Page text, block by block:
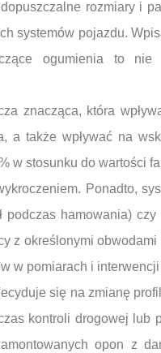
rozmiary i
systemów pojazdu.
ogumienia to
znacząca, która
a także wpływać na
w stosunku do wartości
Ponadto,
podczas hamowania)
z określonymi obwodami
w pomiarach i
się na zmianę
kontroli drogowej lub
opon z